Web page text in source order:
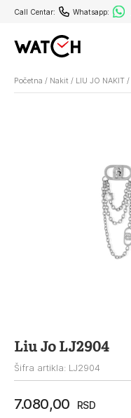
Call Centar: Whatsapp:
Početna / Nakit / LIU JO NAKIT /
Liu Jo LJ2904
Šifra artikla: LJ2904
7.080,00 RSD